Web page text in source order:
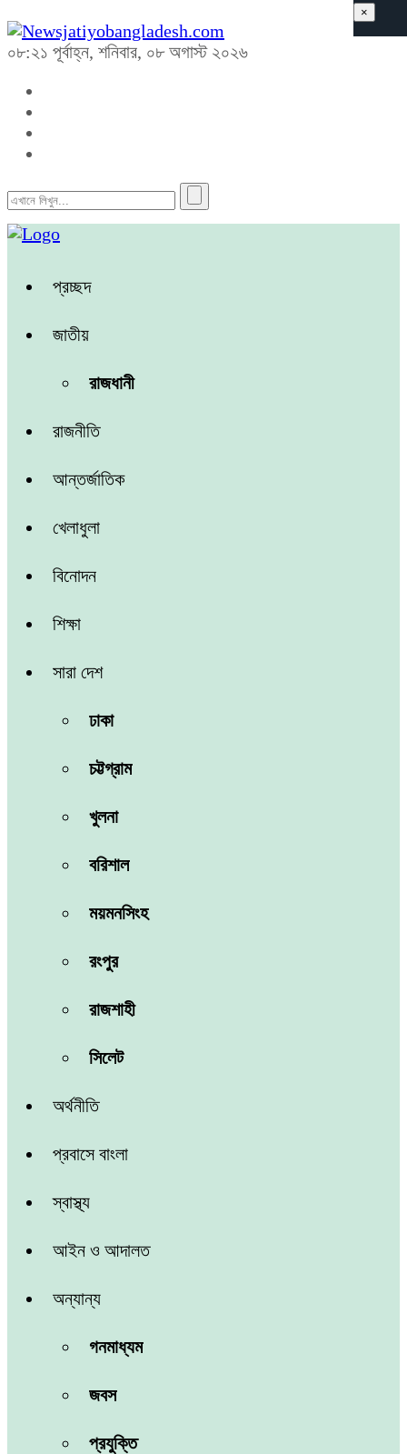
০৮:২১ পূর্বাহ্ন, শনিবার, ০৮ অগাস্ট ২০২৬
প্রচ্ছদ
জাতীয়
রাজধানী
রাজনীতি
আন্তর্জাতিক
খেলাধুলা
বিনোদন
শিক্ষা
সারা দেশ
ঢাকা
চট্টগ্রাম
খুলনা
বরিশাল
ময়মনসিংহ
রংপুর
রাজশাহী
সিলেট
অর্থনীতি
প্রবাসে বাংলা
স্বাস্থ্য
আইন ও আদালত
অন্যান্য
গনমাধ্যম
জবস
প্রযুক্তি
×